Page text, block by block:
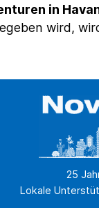
in
wird,
25
Lokale